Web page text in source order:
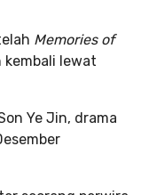
Memories of
kembali lewat
Ye Jin, drama